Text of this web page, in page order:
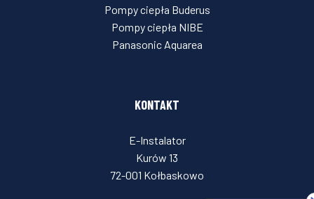
Pompy ciepła Buderus
Pompy ciepła NIBE
Panasonic Aquarea
KONTAKT
E-Instalator
Kurów 13
72-001 Kołbaskowo